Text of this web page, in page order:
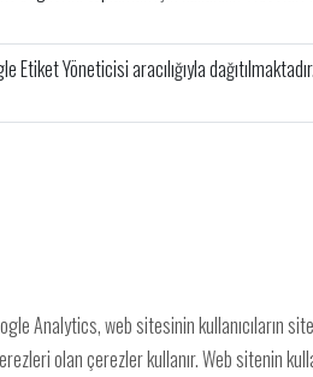
Etiket Yöneticisi aracılığıyla dağıtılmaktadır.
Analytics, web sitesinin kullanıcıların
olan çerezler kullanır. Web sitenin